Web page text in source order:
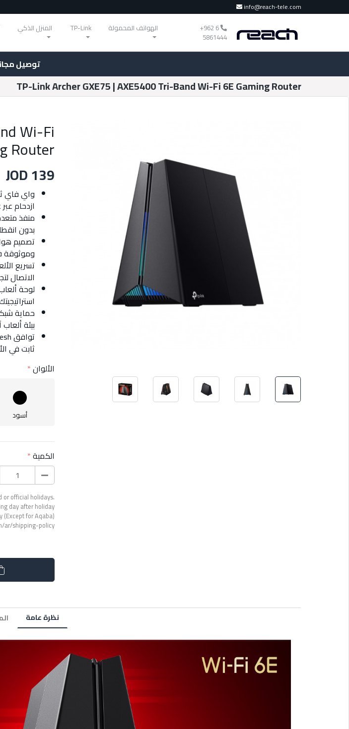
info@reach-tele.com
‎+962 6
5861444
الهواتف المحمولة TP-Link المنزل الذكي
توصيل
TP-Link Archer GXE75 | AXE5400 Tri-Band Wi-Fi 6E Gaming Router
Wi-Fi
Router
JOD 139
ازدحام
بدون
تصميم
وموثوقة
تسريع
الاتصال
لوحة
بيئة
ثابت في
الألوان
أسود
الكمية
or official holidays.
day after holiday.
for Aqaba).
ar/shipping-policy
نظرة عامة